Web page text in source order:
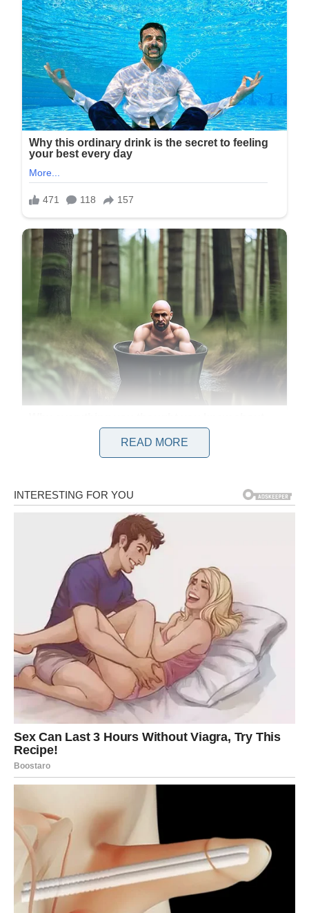
Zagrijte rernu na temperaturu prikladnu za pečenje kolača.
Odvojite žumanca od belanaca.
Umutiti žumanca sa 150 g šećera i 5 g vanilin šećera dok
smjesa ne postane pjenasta i svijetle boje.
Postepeno dodavati 20 g brašna i mešati dok se dobro ne
sjedini.
U drugoj posudi umutite bjelanjke dok se ne formiraju čvrsti
snijeg.
Umućene bjelanjke lagano umiješati u smjesu od žumanaca.
Smesu sipati u kalup za tortu prečnika 20 cm i namazati
READ MORE